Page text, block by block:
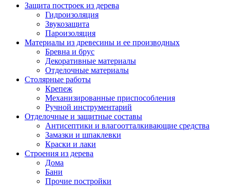
Защита построек из дерева
Гидроизоляция
Звукозащита
Пароизоляция
Материалы из древесины и ее производных
Бревна и брус
Декоративные материалы
Отделочные материалы
Столярные работы
Крепеж
Механизированные приспособления
Ручной инструментарий
Отделочные и защитные составы
Антисептики и влагоотталкивающие средства
Замазки и шпаклевки
Краски и лаки
Строения из дерева
Дома
Бани
Прочие постройки